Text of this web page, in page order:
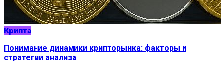
Крипта
Понимание динамики крипторынка: факторы и
стратегии анализа